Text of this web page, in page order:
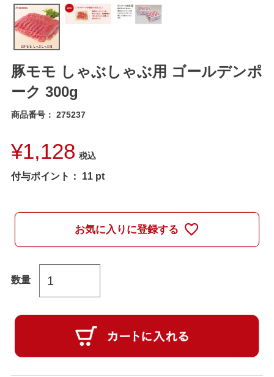
豚モモ しゃぶしゃぶ用 ゴールデンポ
ーク 300g
商品番号 275237
¥1,128 税込
付与ポイント： 11 pt
お気に入りに登録する